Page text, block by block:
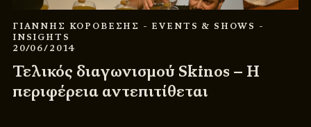
ΓΙΑΝΝΗΣ ΚΟΡΟΒΕΣΗΣ - EVENTS & SHOWS -
INSIGHTS
20/06/2014
Τελικός διαγωνισμού Skinos – Η
περιφέρεια αντεπιτίθεται